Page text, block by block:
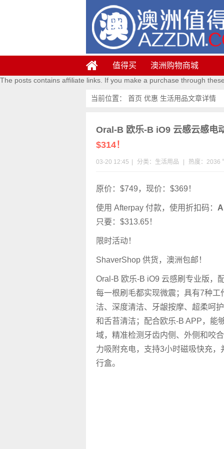
值得买 澳洲购物商城
The posts contains affiliate links. If you make a purchase through
当前位置： 首页 优惠 生活用品文章详情
Oral-B 欧乐-B iO9 云感云感电
$314！
03-20 12:45 分类： 生活用品 热度：2036
原价：$749，现价：$369！
使用 Afterpay 付款，使用折扣码：
只要：$313.65！
限时活动！
ShaverShop 供货，澳洲包邮！
Oral-B 欧乐-B iO9 云感刷专业版，
每一根刷毛都实现微震；具有7种工
洁、深度清洁、牙龈按摩、超柔呵
和舌苔清洁；配合欧乐-B APP，能
域，精准检测牙齿内侧、外侧和咬
力吸附充电，支持3小时磁吸快充，
行盒。